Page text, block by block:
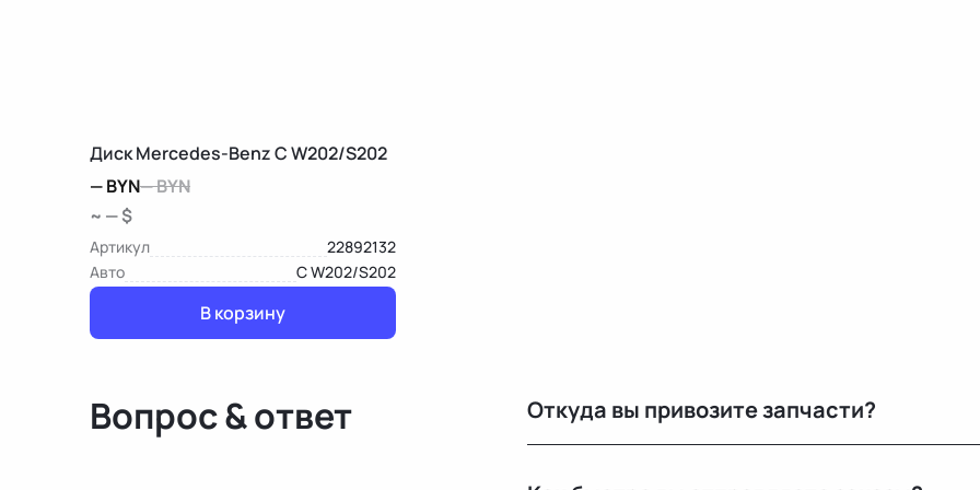
Диск Mercedes-Benz C W202/S202
—BYN—BYN
~ — $
Артикул
22892132
Авто
C W202/S202
В корзину
Вопрос & ответ Откуда вы привозите запчасти?